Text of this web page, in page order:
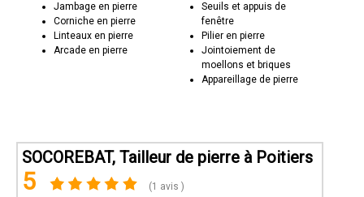
Jambage en pierre
Corniche en pierre
Linteaux en pierre
Arcade en pierre
Seuils et appuis de
fenêtre
Pilier en pierre
Jointoiement de
moellons et briques
Appareillage de pierre
SOCOREBAT, Tailleur de pierre à Poitiers
5 (1 avis )